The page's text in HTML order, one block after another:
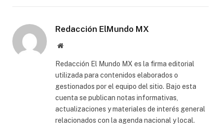
Redacción ElMundo MX
Sitio
Redacción El Mundo MX es la firma editorial
utilizada para contenidos elaborados o
gestionados por el equipo del sitio. Bajo esta
cuenta se publican notas informativas,
actualizaciones y materiales de interés general
relacionados con la agenda nacional y local.